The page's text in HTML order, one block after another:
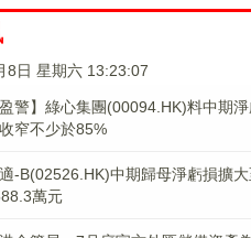
8日 星期六 13:23:08
盈警】綠心集團(00094.HK)料中期
窄不少於85%
-B(02526.HK)中期歸母淨虧損擴大
萬元